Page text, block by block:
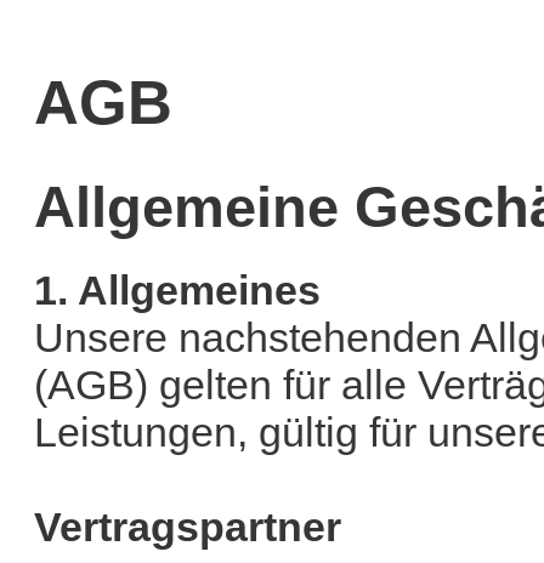
AGB
Allgemeine
1. Allgemeines
Unsere nachstehenden
(AGB) gelten für alle
Leistungen, gültig für
Vertragspartner